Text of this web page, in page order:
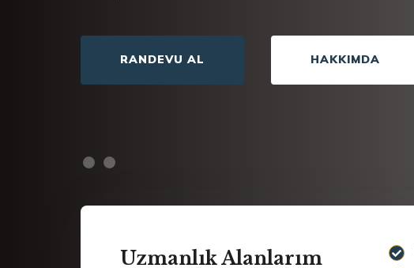
HAKKIMDA
RANDEVU AL
Uzmanlık Alanlarım